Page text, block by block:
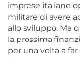
imprese italiane
militare di avere
allo sviluppo. Ma
la prossima
per una volta a